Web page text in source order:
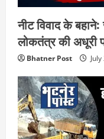
नीट विवाद के
लोकतंत्र की अधूरी
Bhatner Post